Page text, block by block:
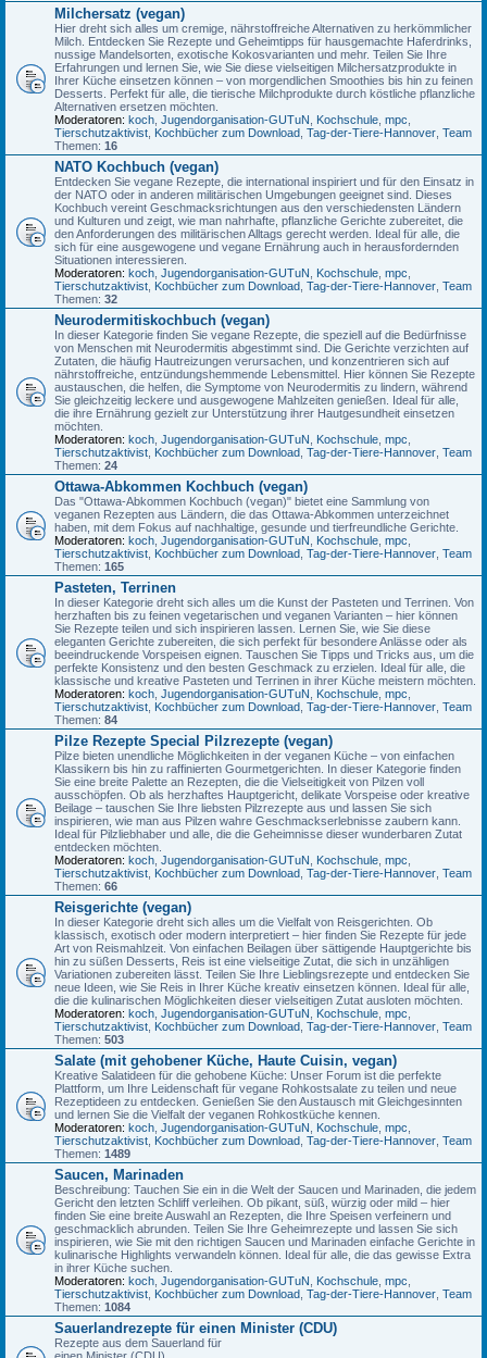
Milchersatz (vegan)
Hier dreht sich alles um cremige, nährstoffreiche Alternativen zu herkömmlicher
Milch. Entdecken Sie Rezepte und Geheimtipps für hausgemachte Haferdrinks,
nussige Mandelsorten, exotische Kokosvarianten und mehr. Teilen Sie Ihre
Erfahrungen und lernen Sie, wie Sie diese vielseitigen Milchersatzprodukte in
Ihrer Küche einsetzen können – von morgendlichen Smoothies bis hin zu feinen
Desserts. Perfekt für alle, die tierische Milchprodukte durch köstliche pflanzliche
Alternativen ersetzen möchten.
Moderatoren: koch Jugendorganisation-GUTuN Kochschule mpc
Tierschutzaktivist Kochbücher zum Download Tag-der-Tiere-Hannover Team
Themen: 16
NATO Kochbuch (vegan)
Entdecken Sie vegane Rezepte, die international inspiriert und für den Einsatz in
der NATO oder in anderen militärischen Umgebungen geeignet sind. Dieses
Kochbuch vereint Geschmacksrichtungen aus den verschiedensten Ländern
und Kulturen und zeigt, wie man nahrhafte, pflanzliche Gerichte zubereitet, die
den Anforderungen des militärischen Alltags gerecht werden. Ideal für alle, die
sich für eine ausgewogene und vegane Ernährung auch in herausfordernden
Situationen interessieren.
Moderatoren: koch Jugendorganisation-GUTuN Kochschule mpc
Tierschutzaktivist Kochbücher zum Download Tag-der-Tiere-Hannover Team
Themen: 32
Neurodermitiskochbuch (vegan)
In dieser Kategorie finden Sie vegane Rezepte, die speziell auf die Bedürfnisse
von Menschen mit Neurodermitis abgestimmt sind. Die Gerichte verzichten auf
Zutaten, die häufig Hautreizungen verursachen, und konzentrieren sich auf
nährstoffreiche, entzündungshemmende Lebensmittel. Hier können Sie Rezepte
austauschen, die helfen, die Symptome von Neurodermitis zu lindern, während
Sie gleichzeitig leckere und ausgewogene Mahlzeiten genießen. Ideal für alle,
die ihre Ernährung gezielt zur Unterstützung ihrer Hautgesundheit einsetzen
möchten.
Moderatoren: koch Jugendorganisation-GUTuN Kochschule mpc
Tierschutzaktivist Kochbücher zum Download Tag-der-Tiere-Hannover Team
Themen: 24
Ottawa-Abkommen Kochbuch (vegan)
Das "Ottawa-Abkommen Kochbuch (vegan)" bietet eine Sammlung von
veganen Rezepten aus Ländern, die das Ottawa-Abkommen unterzeichnet
haben, mit dem Fokus auf nachhaltige, gesunde und tierfreundliche Gerichte.
Moderatoren: koch Jugendorganisation-GUTuN Kochschule mpc
Tierschutzaktivist Kochbücher zum Download Tag-der-Tiere-Hannover Team
Themen: 165
Pasteten, Terrinen
In dieser Kategorie dreht sich alles um die Kunst der Pasteten und Terrinen. Von
herzhaften bis zu feinen vegetarischen und veganen Varianten – hier können
Sie Rezepte teilen und sich inspirieren lassen. Lernen Sie, wie Sie diese
eleganten Gerichte zubereiten, die sich perfekt für besondere Anlässe oder als
beeindruckende Vorspeisen eignen. Tauschen Sie Tipps und Tricks aus, um die
perfekte Konsistenz und den besten Geschmack zu erzielen. Ideal für alle, die
klassische und kreative Pasteten und Terrinen in ihrer Küche meistern möchten.
Moderatoren: koch Jugendorganisation-GUTuN Kochschule mpc
Tierschutzaktivist Kochbücher zum Download Tag-der-Tiere-Hannover Team
Themen: 84
Pilze Rezepte Special Pilzrezepte (vegan)
Pilze bieten unendliche Möglichkeiten in der veganen Küche – von einfachen
Klassikern bis hin zu raffinierten Gourmetgerichten. In dieser Kategorie finden
Sie eine breite Palette an Rezepten, die die Vielseitigkeit von Pilzen voll
ausschöpfen. Ob als herzhaftes Hauptgericht, delikate Vorspeise oder kreative
Beilage – tauschen Sie Ihre liebsten Pilzrezepte aus und lassen Sie sich
inspirieren, wie man aus Pilzen wahre Geschmackserlebnisse zaubern kann.
Ideal für Pilzliebhaber und alle, die die Geheimnisse dieser wunderbaren Zutat
entdecken möchten.
Moderatoren: koch Jugendorganisation-GUTuN Kochschule mpc
Tierschutzaktivist Kochbücher zum Download Tag-der-Tiere-Hannover Team
Themen: 66
Reisgerichte (vegan)
In dieser Kategorie dreht sich alles um die Vielfalt von Reisgerichten. Ob
klassisch, exotisch oder modern interpretiert – hier finden Sie Rezepte für jede
Art von Reismahlzeit. Von einfachen Beilagen über sättigende Hauptgerichte bis
hin zu süßen Desserts, Reis ist eine vielseitige Zutat, die sich in unzähligen
Variationen zubereiten lässt. Teilen Sie Ihre Lieblingsrezepte und entdecken Sie
neue Ideen, wie Sie Reis in Ihrer Küche kreativ einsetzen können. Ideal für alle,
die die kulinarischen Möglichkeiten dieser vielseitigen Zutat ausloten möchten.
Moderatoren: koch Jugendorganisation-GUTuN Kochschule mpc
Tierschutzaktivist Kochbücher zum Download Tag-der-Tiere-Hannover Team
Themen: 503
Salate (mit gehobener Küche, Haute Cuisin, vegan)
Kreative Salatideen für die gehobene Küche: Unser Forum ist die perfekte
Plattform, um Ihre Leidenschaft für vegane Rohkostsalate zu teilen und neue
Rezeptideen zu entdecken. Genießen Sie den Austausch mit Gleichgesinnten
und lernen Sie die Vielfalt der veganen Rohkostküche kennen.
Moderatoren: koch Jugendorganisation-GUTuN Kochschule mpc
Tierschutzaktivist Kochbücher zum Download Tag-der-Tiere-Hannover Team
Themen: 1489
Saucen, Marinaden
Beschreibung: Tauchen Sie ein in die Welt der Saucen und Marinaden, die jedem
Gericht den letzten Schliff verleihen. Ob pikant, süß, würzig oder mild – hier
finden Sie eine breite Auswahl an Rezepten, die Ihre Speisen verfeinern und
geschmacklich abrunden. Teilen Sie Ihre Geheimrezepte und lassen Sie sich
inspirieren, wie Sie mit den richtigen Saucen und Marinaden einfache Gerichte in
kulinarische Highlights verwandeln können. Ideal für alle, die das gewisse Extra
in ihrer Küche suchen.
Moderatoren: koch Jugendorganisation-GUTuN Kochschule mpc
Tierschutzaktivist Kochbücher zum Download Tag-der-Tiere-Hannover Team
Themen: 1084
Sauerlandrezepte für einen Minister (CDU)
Rezepte aus dem Sauerland für